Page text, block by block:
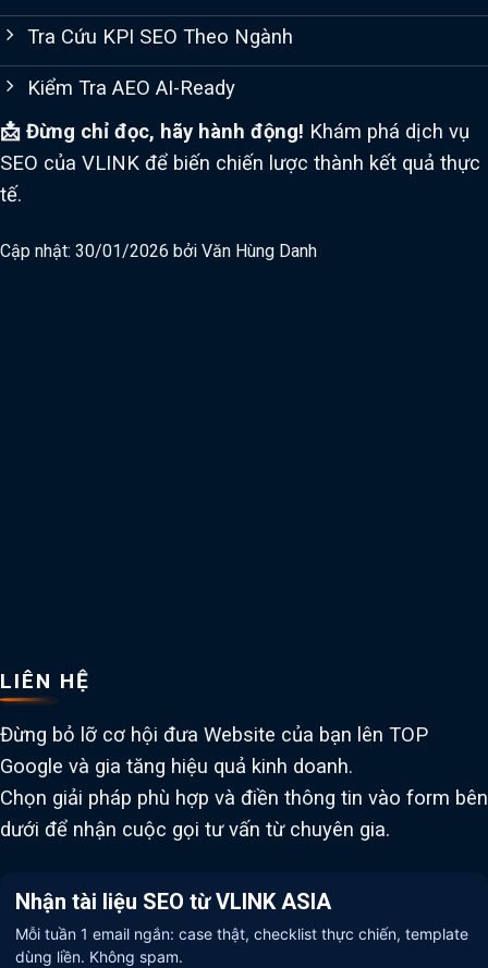
Tra Cứu KPI SEO Theo Ngành
Kiểm Tra AEO AI-Ready
📩 Đừng chỉ đọc, hãy hành động! Khám phá dịch vụ
SEO của VLINK để biến chiến lược thành kết quả thực
tế.
Cập nhật: 30/01/2026 bởi Văn Hùng Danh
LIÊN HỆ
Đừng bỏ lỡ cơ hội đưa Website của bạn lên TOP
Google và gia tăng hiệu quả kinh doanh.
Chọn giải pháp phù hợp và điền thông tin vào form bên
dưới để nhận cuộc gọi tư vấn từ chuyên gia.
Nhận tài liệu SEO từ VLINK ASIA
Mỗi tuần 1 email ngắn: case thật, checklist thực chiến, template
dùng liền. Không spam.